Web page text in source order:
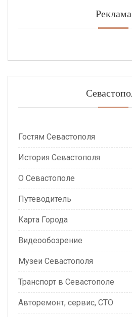
Реклама
Гостям Севастополя
История Севастополя
О Севастополе
Путеводитель
Карта Города
Видеообозрение
Музеи Севастополя
Транспорт в Севастополе
Авторемонт, сервис, СТО